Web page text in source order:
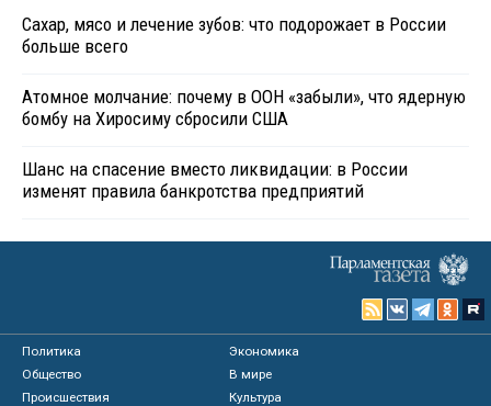
Сахар, мясо и лечение зубов: что подорожает в России
больше всего
Атомное молчание: почему в ООН «забыли», что ядерную
бомбу на Хиросиму сбросили США
Шанс на спасение вместо ликвидации: в России
изменят правила банкротства предприятий
Политика
Экономика
Общество
В мире
Происшествия
Культура